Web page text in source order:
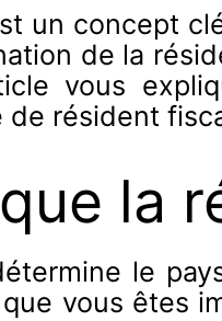
un concept
de la
vous
résident
la
le
vous êtes